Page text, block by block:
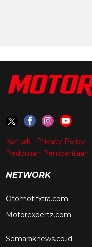
Kontak Privacy Policy
Pedoman Pemberitaan
NETWORK
Otomotifxtra.com
Motorexpertz.com
Semaraknews.co.id